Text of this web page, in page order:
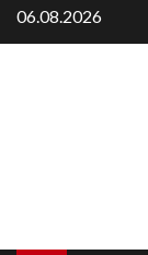
Перейти
к
06.08.2026